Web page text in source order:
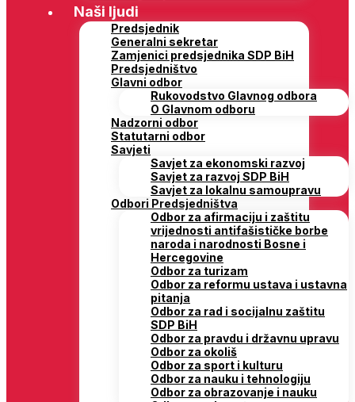
Naši ljudi
Predsjednik
Generalni sekretar
Zamjenici predsjednika SDP BiH
Predsjedništvo
Glavni odbor
Rukovodstvo Glavnog odbora
O Glavnom odboru
Nadzorni odbor
Statutarni odbor
Savjeti
Savjet za ekonomski razvoj
Savjet za razvoj SDP BiH
Savjet za lokalnu samoupravu
Odbori Predsjedništva
Odbor za afirmaciju i zaštitu
vrijednosti antifašističke borbe
naroda i narodnosti Bosne i
Hercegovine
Odbor za turizam
Odbor za reformu ustava i ustavna
pitanja
Odbor za rad i socijalnu zaštitu
SDP BiH
Odbor za pravdu i državnu upravu
Odbor za okoliš
Odbor za sport i kulturu
Odbor za nauku i tehnologiju
Odbor za obrazovanje i nauku